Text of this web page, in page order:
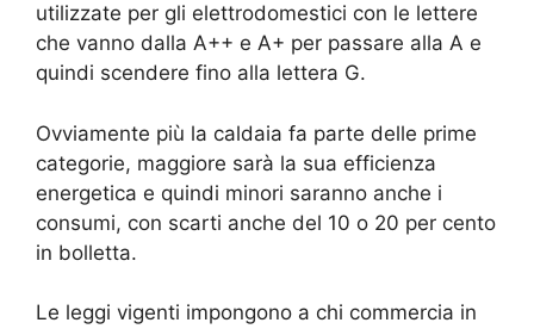
utilizzate per gli elettrodomestici con le lettere
che vanno dalla A++ e A+ per passare alla A e
quindi scendere fino alla lettera G.
Ovviamente più la caldaia fa parte delle prime
categorie, maggiore sarà la sua efficienza
energetica e quindi minori saranno anche i
consumi, con scarti anche del 10 o 20 per cento
in bolletta.
Le leggi vigenti impongono a chi commercia in